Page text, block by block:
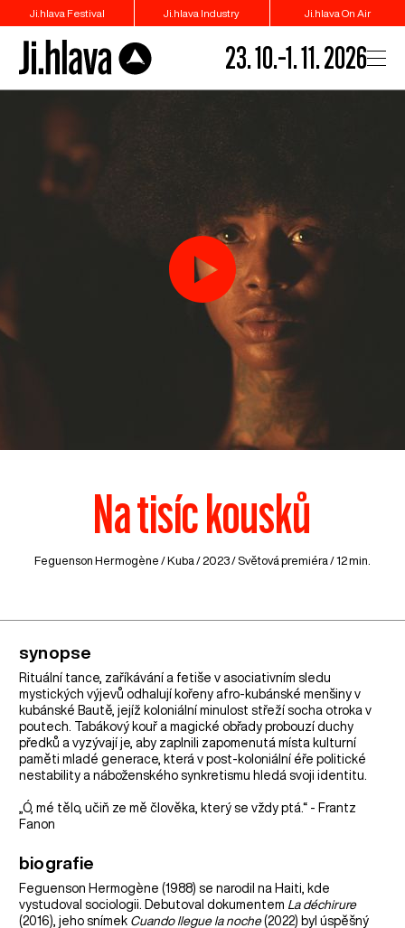
Ji.hlava Festival Ji.hlava Industry Ji.hlava On Air
23. 10.–1. 11. 2026
Na tisíc kousků
Feguenson Hermogène / Kuba / 2023 / Světová premiéra / 12 min.
synopse
Rituální tance, zaříkávání a fetiše v asociativním sledu
mystických výjevů odhalují kořeny afro-kubánské menšiny v
kubánské Bautě, jejíž koloniální minulost střeží socha otroka v
poutech. Tabákový kouř a magické obřady probouzí duchy
předků a vyzývají je, aby zaplnili zapomenutá místa kulturní
paměti mladé generace, která v post-koloniální éře politické
nestability a náboženského synkretismu hledá svoji identitu.
„Ó, mé tělo, učiň ze mě člověka, který se vždy ptá.“ - Frantz
Fanon
biografie
Feguenson Hermogène (1988) se narodil na Haiti, kde
vystudoval sociologii. Debutoval dokumentem La déchirure
(2016), jeho snímek Cuando llegue la noche(2022) byl úspěšný